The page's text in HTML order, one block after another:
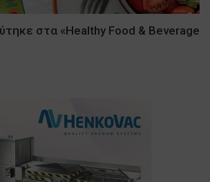
στα «Healthy Food & Beverage